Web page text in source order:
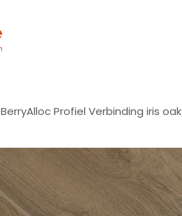
BerryAlloc Profiel Verbinding iris oak